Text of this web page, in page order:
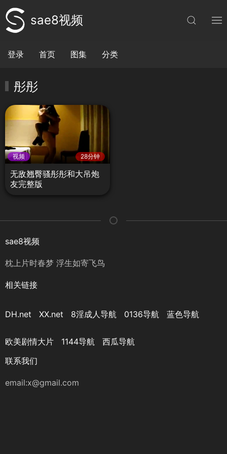
sae8视频
登录 首页 图集 分类
彤彤
视频 28分钟
无敌翘臀骚彤彤和大吊炮
友完整版
sae8视频
枕上片时春梦 浮生如寄飞鸟
相关链接
DH.net XX.net 8淫成人导航 0136导航 蓝色导航
欧美剧情大片 1144导航
西瓜导航
联系我们
email:x@gmail.com